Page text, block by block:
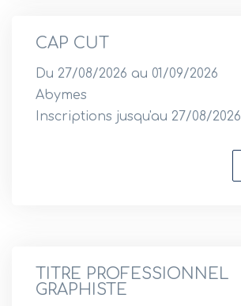
CAP CUT
Du 27/08/2026 au 01/09/2026
Abymes
Inscriptions jusqu'au 27/08/2026
TITRE PROFESSIONNEL
GRAPHISTE